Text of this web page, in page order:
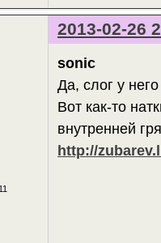
2013-02-26
sonic
Да, слог у
Вот как-то
внутренней
http://